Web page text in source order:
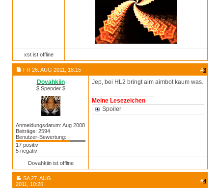
xst ist offline
FR 26. AUG 2011, 18:15 #3
Dovahkiin
$ Spender $
Anmeldungsdatum: Aug 2008
Beiträge: 2594
Benutzer-Bewertung:
17 positiv
5 negativ
Jep, bei HL2 bringt aim aimbot kaum was.
Meine Lesezeichen
Spoiler
Dovahkiin ist offline
SA 27. AUG
2011, 10:26
#4